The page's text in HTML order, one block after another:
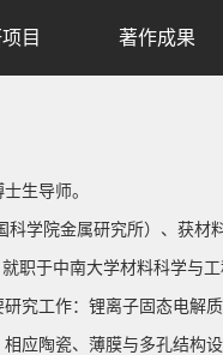
目 著作成果
生导师。
学院金属研究所）、获
职于中南大学材料科学与
究工作：锂离子固态电解
应陶瓷、薄膜与多孔结构